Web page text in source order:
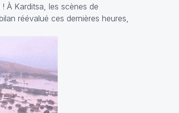
À Karditsa, les scènes de
réévalué ces dernières heures,